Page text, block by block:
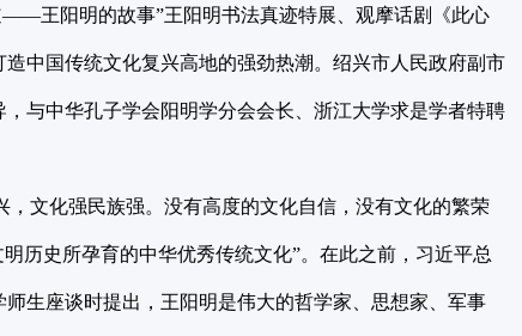
王阳明的故事”王阳明书法真迹特展、观摩话剧《此心
中国传统文化复兴高地的强劲热潮。绍兴市人民政府副市
与中华孔子学会阳明学分会会长、浙江大学求是学者特聘
文化强民族强。没有高度的文化自信，没有文化的繁荣
历史所孕育的中华优秀传统文化”。在此之前，习近平总
生座谈时提出，王阳明是伟大的哲学家、思想家、军事